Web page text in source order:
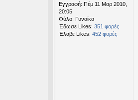
Εγγραφή: Πέμ 11 Μαρ 2010,
20:05
Φύλο: Γυναίκα
Έδωσε Likes: 351 φορές
Έλαβε Likes: 452 φορές